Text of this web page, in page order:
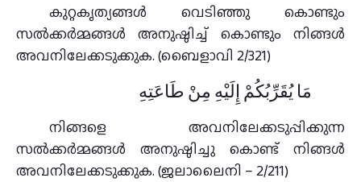
കുറ്റകൃത്യങ്ങൾ വെടിഞ്ഞു കൊണ്ടും
സൽക്കർമ്മങ്ങൾ അനുഷ്ഠിച്ച്‌ കൊണ്ടും നിങ്ങൾ
അവനിലേക്കടുക്കുക. (ബൈളാവി 2/321)
مَا يُقَرِّبُكُمْ إِلَيْهِ مِنْ طَاعَتِهِ
നിങ്ങളെ അവനിലേക്കടുപ്പിക്കുന്ന
സൽക്കർമ്മങ്ങൾ അനുഷ്ഠിച്ചു കൊണ്ട്‌ നിങ്ങൾ
അവനിലേക്കടുക്കുക. (ജലാലൈനി – 2/211)